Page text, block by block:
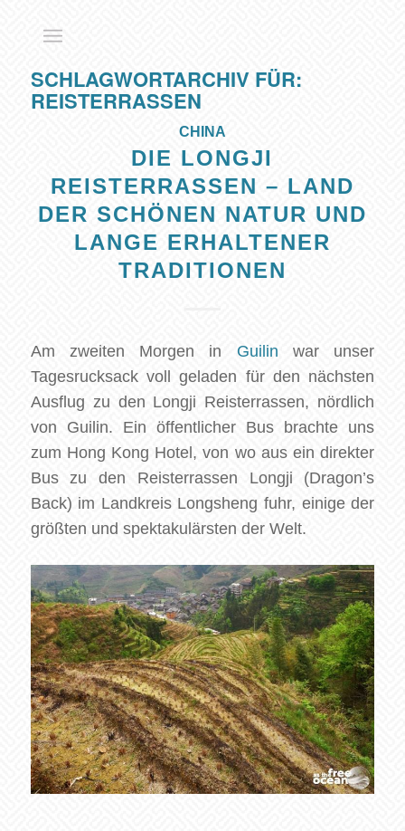
SCHLAGWORTARCHIV FÜR:
REISTERRASSEN
CHINA
DIE LONGJI
REISTERRASSEN – LAND
DER SCHÖNEN NATUR UND
LANGE ERHALTENER
TRADITIONEN
Am zweiten Morgen in Guilin war unser
Tagesrucksack voll geladen für den nächsten
Ausflug zu den Longji Reisterrassen, nördlich
von Guilin. Ein öffentlicher Bus brachte uns
zum Hong Kong Hotel, von wo aus ein direkter
Bus zu den Reisterrassen Longji (Dragon’s
Back) im Landkreis Longsheng fuhr, einige der
größten und spektakulärsten der Welt.